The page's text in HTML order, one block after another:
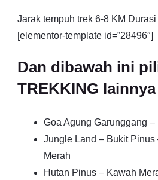
Jarak tempuh trek 6-8 KM
[elementor-template id=”28496″]
Dan dibawah ini
TREKKING lainnya
Goa Agung Garunggang –
Jungle Land – Bukit Pinus
Merah
Hutan Pinus – Kawah